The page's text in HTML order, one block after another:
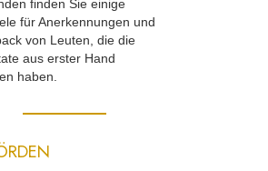
finden Sie einige
für Anerkennungen und
von Leuten, die die
aus erster Hand
haben.